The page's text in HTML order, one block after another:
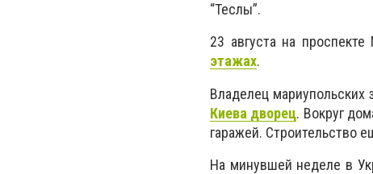
“Теслы”.
23 августа на
этажах.
Владелец мариупольских
Киева дворец. Вокруг
гаражей. Строительство
На минувшей неделе в